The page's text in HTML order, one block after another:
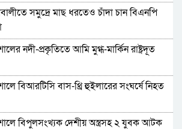
সমু‌দ্রে মাছ ধরতেও চাঁদা চান বিএনপি
নদী-প্রকৃতিতে আমি মুগ্ধ-মার্কিন রাষ্ট্রদূত
বিআরটিসি বাস-থ্রি হুইলারের সংঘর্ষে নিহত
বিপুলসংখ্যক দেশীয় অস্ত্রসহ ২ যুবক আটক